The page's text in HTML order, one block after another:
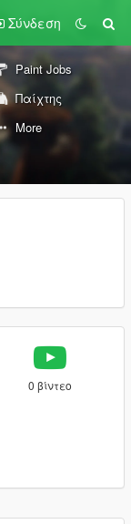
Σύνδεση
Paint Jobs
Παίχτης
More
0 βίντεο